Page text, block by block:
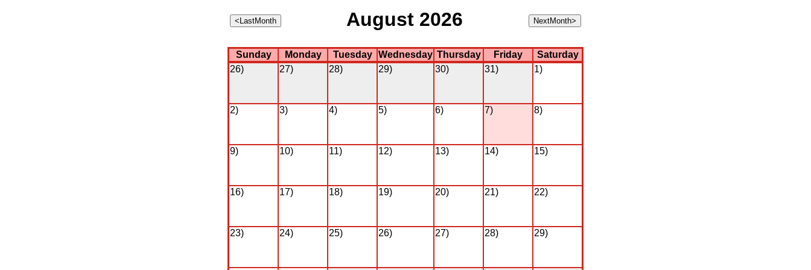
August 2026
Sunday Monday Tuesday Wednesday Thursday Friday
Saturday
26)
27) 28) 29) 30) 31) 1)
2) 3) 4) 5) 6) 7) 8)
9) 10) 11) 12) 13) 14) 15)
16) 17) 18) 19) 20) 21) 22)
23) 24) 25) 26) 27) 28) 29)